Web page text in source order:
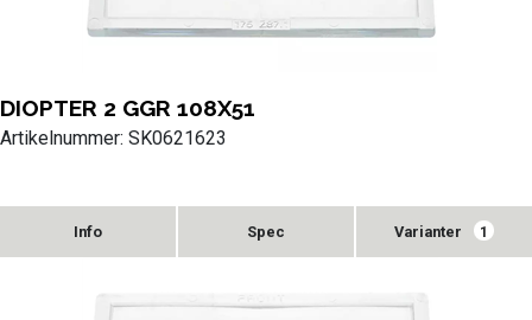
DIOPTER 2 GGR 108X51
Artikelnummer: SK0621623
Varianter 1